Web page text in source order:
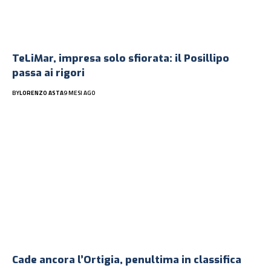
TeLiMar, impresa solo sfiorata: il Posillipo
passa ai rigori
BYLORENZO ASTA9 MESI AGO
Cade ancora l’Ortigia, penultima in classifica